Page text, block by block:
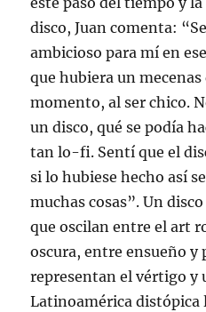
disco, Juan comenta:
ambicioso para mí en
que hubiera un mecenas
momento, al ser chico.
un disco, qué se podía
tan lo-fi. Sentí que el
si lo hubiese hecho así
muchas cosas”. Un
que oscilan entre el art
oscura, entre ensueño y
representan el vértigo y
Latinoamérica distópica